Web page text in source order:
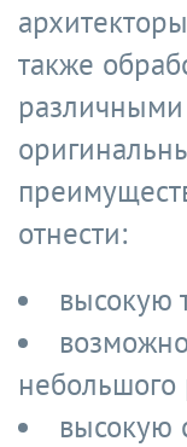
также
различными
отнести:
высокую
небольшого
высокую